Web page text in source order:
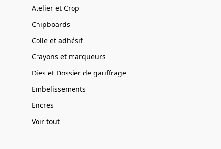
Atelier et Crop
Chipboards
Colle et adhésif
Crayons et marqueurs
Dies et Dossier de gauffrage
Embelissements
Encres
Voir tout